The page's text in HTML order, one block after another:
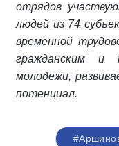
отрядов
людей из 74
временной
гражданским и
молодежи,
потенциал.